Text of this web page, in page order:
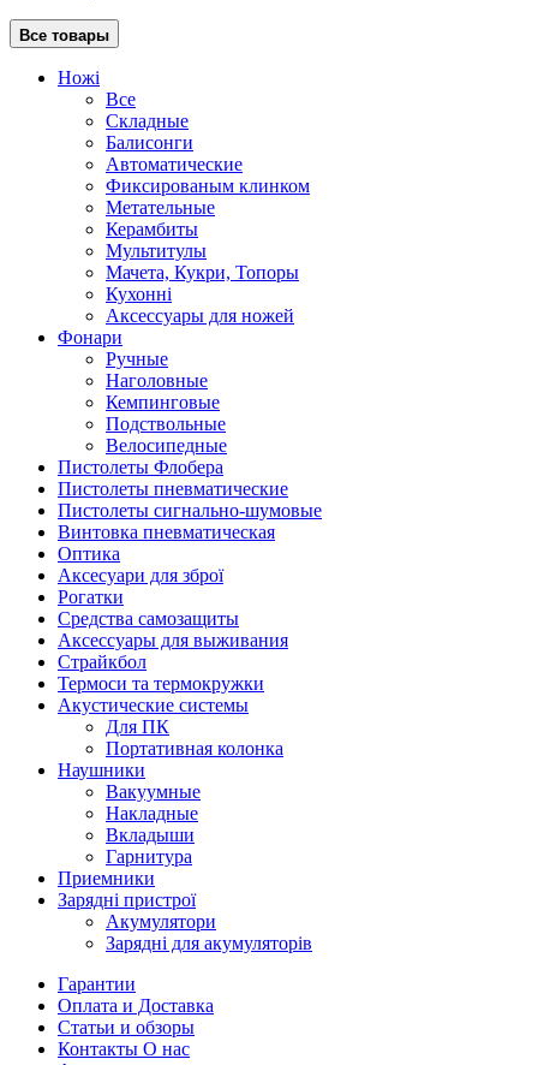
Все товары
Ножі
Все
Складные
Балисонги
Автоматические
Фиксированым клинком
Метательные
Керамбиты
Мультитулы
Мачета, Кукри, Топоры
Кухонні
Аксессуары для ножей
Фонари
Ручные
Наголовные
Кемпинговые
Подствольные
Велосипедные
Пистолеты Флобера
Пистолеты пневматические
Пистолеты сигнально-шумовые
Винтовка пневматическая
Оптика
Аксесуари для зброї
Рогатки
Средства самозащиты
Аксессуары для выживания
Страйкбол
Термоси та термокружки
Акустические системы
Для ПК
Портативная колонка
Наушники
Вакуумные
Накладные
Вкладыши
Гарнитура
Приемники
Зарядні пристрої
Акумулятори
Зарядні для акумуляторів
Гарантии
Оплата и Доставка
Статьи и обзоры
Контакты О нас